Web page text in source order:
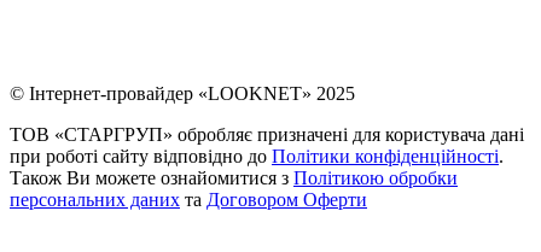
© Інтернет-провайдер «LOOKNET» 2025
ТОВ «СТАРГРУП» обробляє призначені для користувача дані
при роботі сайту відповідно до Політики конфіденційності.
Також Ви можете ознайомитися з Політикою обробки
персональних даних та Договором Оферти